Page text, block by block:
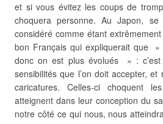
et si vous évitez les coups de
choquera personne. Au Japon,
considéré comme étant
bon Français qui expliquerait que
donc on est plus évolués » :
sensibilités que l’on doit accepter,
caricatures. Celles-ci choquent
atteignent dans leur conception du
notre côté ce qui nous, nous